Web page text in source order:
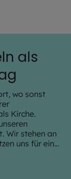
als
wo sonst
Kirche.
Wir stehen an
uns für eine